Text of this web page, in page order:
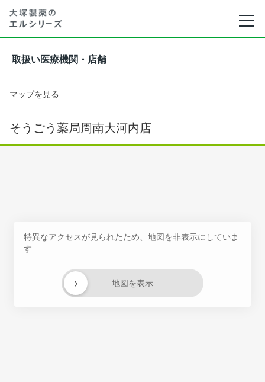
取扱い医療機関・店舗
マップを見る
そうごう薬局周南大河内店
特異なアクセスが見られたため、地図を非表示にしていま
す
地図を表示
›